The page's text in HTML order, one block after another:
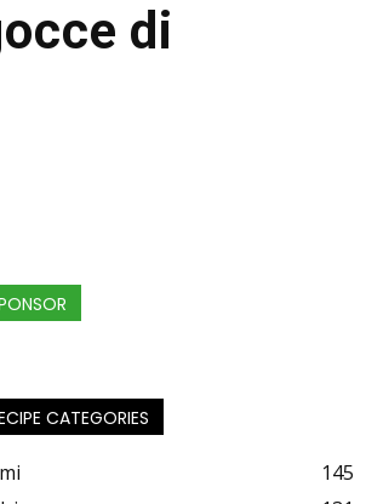
di
CATEGORIES
145